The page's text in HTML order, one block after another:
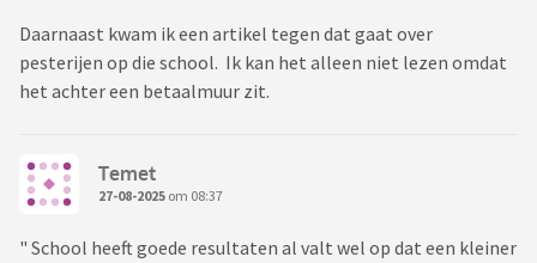
Daarnaast kwam ik een artikel tegen dat gaat over
pesterijen op die school. Ik kan het alleen niet lezen omdat
het achter een betaalmuur zit.
Temet
27-08-2025 om 08:37
" School heeft goede resultaten al valt wel op dat een kleiner